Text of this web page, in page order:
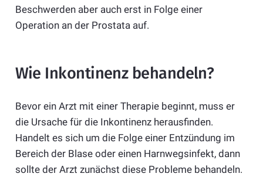
Beschwerden aber auch erst in Folge einer
Operation an der Prostata auf.
Wie Inkontinenz behandeln?
Bevor ein Arzt mit einer Therapie beginnt, muss er
die Ursache für die Inkontinenz herausfinden.
Handelt es sich um die Folge einer Entzündung im
Bereich der Blase oder einen Harnwegsinfekt, dann
sollte der Arzt zunächst diese Probleme behandeln.